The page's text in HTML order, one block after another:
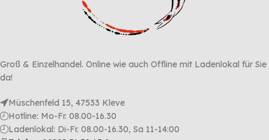
Groß & Einzelhandel. Online wie auch Offline mit Ladenlokal für Sie
da!
Müschenfeld 15, 47533 Kleve
Hotline: Mo-Fr. 08.00-16.30
Ladenlokal: Di-Fr. 08.00-16.30, Sa 11-14:00